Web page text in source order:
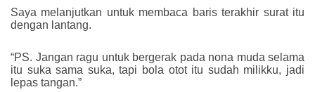
Saya melanjutkan untuk membaca baris terakhir surat itu
dengan lantang.
“PS. Jangan ragu untuk bergerak pada nona muda selama
itu suka sama suka, tapi bola otot itu sudah milikku, jadi
lepas tangan.”